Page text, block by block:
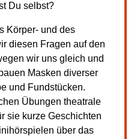
Du selbst?
Körper- und des
diesen Fragen auf den
wir uns gleich und
Masken diverser
und Fundstücken.
Übungen theatrale
sie kurze Geschichten
über das